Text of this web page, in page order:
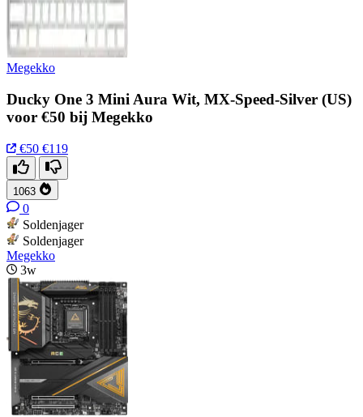
Megekko
Ducky One 3 Mini Aura Wit, MX-Speed-Silver (US)
voor €50 bij Megekko
€50 €119
1063
0
Soldenjager
Soldenjager
Megekko
3w